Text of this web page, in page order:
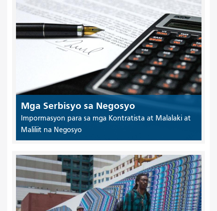
Mga Serbisyo sa Negosyo
Impormasyon para sa mga Kontratista at Malalaki at
Maliliit na Negosyo